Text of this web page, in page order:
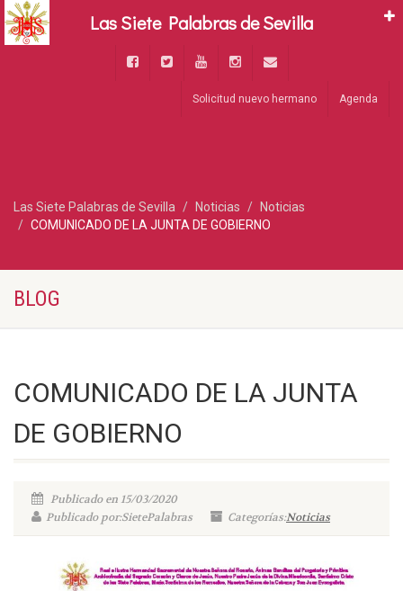
Solicitud nuevo hermano Agenda
Las Siete Palabras de Sevilla Noticias
Noticias
COMUNICADO DE LA JUNTA DE GOBIERNO
BLOG
COMUNICADO DE LA JUNTA
DE GOBIERNO
Publicado en 15/03/2020
Publicado por:SietePalabras
Categorías:Noticias
Las Siete Palabras de Sevilla